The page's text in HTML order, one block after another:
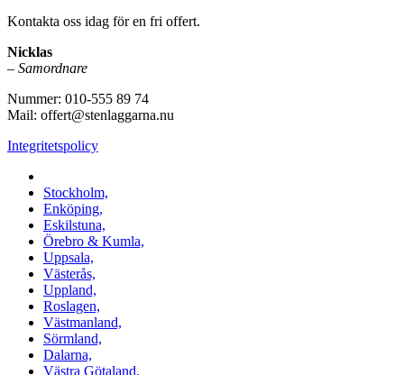
Kontakta oss idag för en fri offert.
Nicklas
– Samordnare
Nummer: 010-555 89 74
Mail: offert@stenlaggarna.nu
Integritetspolicy
Stockholm,
Enköping,
Eskilstuna,
Örebro & Kumla,
Uppsala,
Västerås,
Uppland,
Roslagen,
Västmanland,
Sörmland,
Dalarna,
Västra Götaland,